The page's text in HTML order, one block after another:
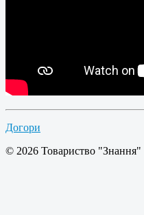
Догори
© 2026 Товариство "Знання"